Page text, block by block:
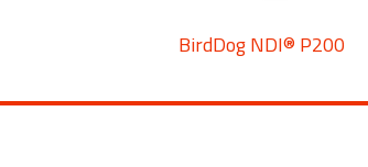
BirdDog NDI® P200